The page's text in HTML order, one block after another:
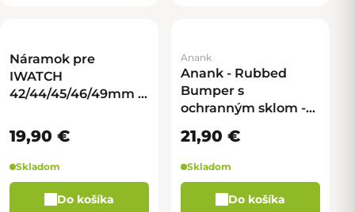
Náramok pre
IWATCH
42/44/45/46/49mm -
19,90 €
Skladom
Do košíka
Anank
Anank - Rubbed
Bumper s
ochranným sklom -
priehľadná
21,90 €
Skladom
Do košíka